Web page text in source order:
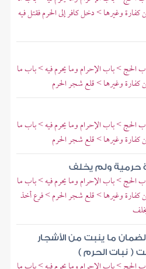
وغيرها > دخل كافر إلى الحرم فقتل فيه
> باب الإحرام وما يحرم فيه > باب ما
وغيرها > قلع شجر الحرم
> باب الإحرام وما يحرم فيه > باب ما
وغيرها > قلع شجر الحرم
حرمية ولم يخلف
> باب الإحرام وما يحرم فيه > باب ما
كفارة وغيرها > قلع شجر الحرم > فرع أخذ
ما ينبت من الأشجار
( نبات الحرم )